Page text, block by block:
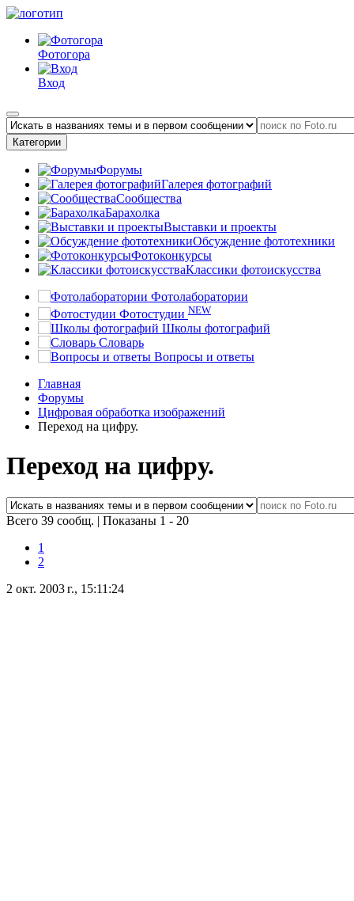
Фотогора
Вход
Категории
Форумы
Галерея фотографий
Сообщества
Барахолка
Выставки и проекты
Обсуждение фототехники
Фотоконкурсы
Классики фотоискусства
Фотолаборатории
Фотостудии NEW
Школы фотографий
Словарь
Вопросы и ответы
Главная
Форумы
Цифровая обработка изображений
Переход на цифру.
Переход на цифру.
Всего 39 сообщ. | Показаны 1 - 20
1
2
2 окт. 2003 г., 15:11:24